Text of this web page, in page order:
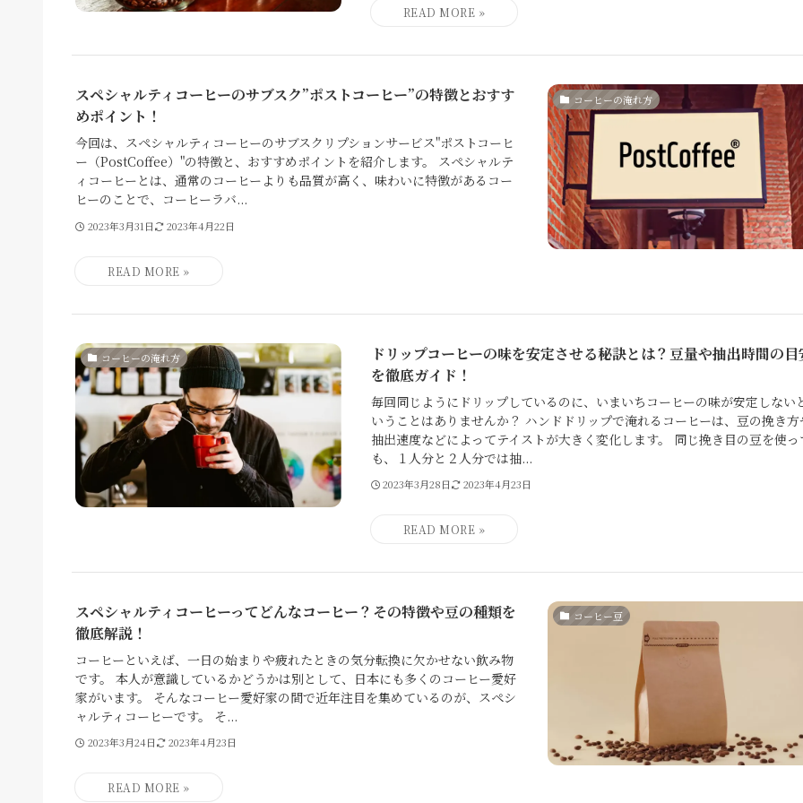
コーヒーの淹れ方
スペシャルティコーヒーのサブスク”ポストコーヒー”の特徴とおすす
めポイント！
今回は、スペシャルティコーヒーのサブスクリプションサービス"ポストコーヒ
ー（PostCoffee）"の特徴と、おすすめポイントを紹介します。 スペシャルテ
ィコーヒーとは、通常のコーヒーよりも品質が高く、味わいに特徴があるコー
ヒーのことで、コーヒーラバ...
2023年3月31日 2023年4月22日
コーヒーの淹れ方
ドリップコーヒーの味を安定させる秘訣とは？豆量や抽出時間の目
を徹底ガイド！
毎回同じようにドリップしているのに、いまいちコーヒーの味が安定しない
いうことはありませんか？ ハンドドリップで淹れるコーヒーは、豆の挽き方
抽出速度などによってテイストが大きく変化します。 同じ挽き目の豆を使っ
も、１人分と２人分では抽...
2023年3月28日 2023年4月23日
コーヒー豆
スペシャルティコーヒーってどんなコーヒー？その特徴や豆の種類を
徹底解説！
コーヒーといえば、一日の始まりや疲れたときの気分転換に欠かせない飲み物
です。 本人が意識しているかどうかは別として、日本にも多くのコーヒー愛好
家がいます。 そんなコーヒー愛好家の間で近年注目を集めているのが、スペシ
ャルティコーヒーです。 そ...
2023年3月24日 2023年4月23日